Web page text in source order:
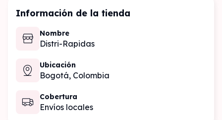
Información de la tienda
Nombre
Distri-Rapidas
Ubicación
Bogotá, Colombia
Cobertura
Envíos locales